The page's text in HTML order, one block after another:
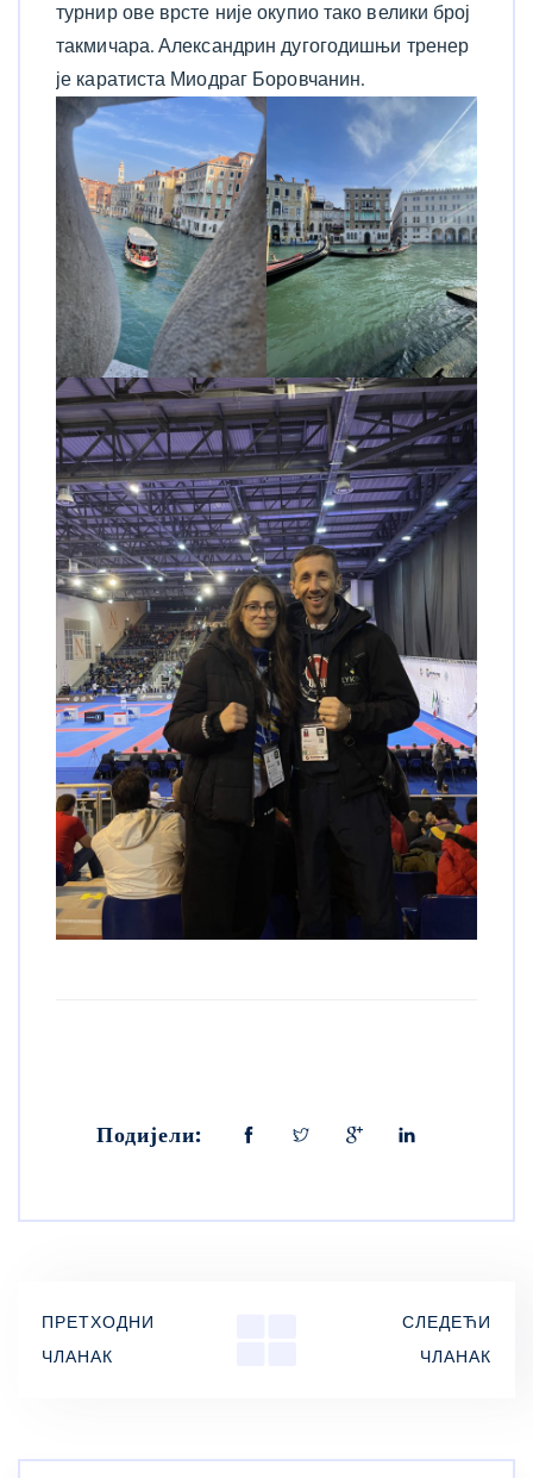
турнир ове врсте није окупио тако велики број
такмичара. Александрин дугогодишњи тренер
је каратиста Миодраг Боровчанин.
Подијели:
ПРЕТХОДНИ
ЧЛАНАК
СЛЕДЕЋИ
ЧЛАНАК